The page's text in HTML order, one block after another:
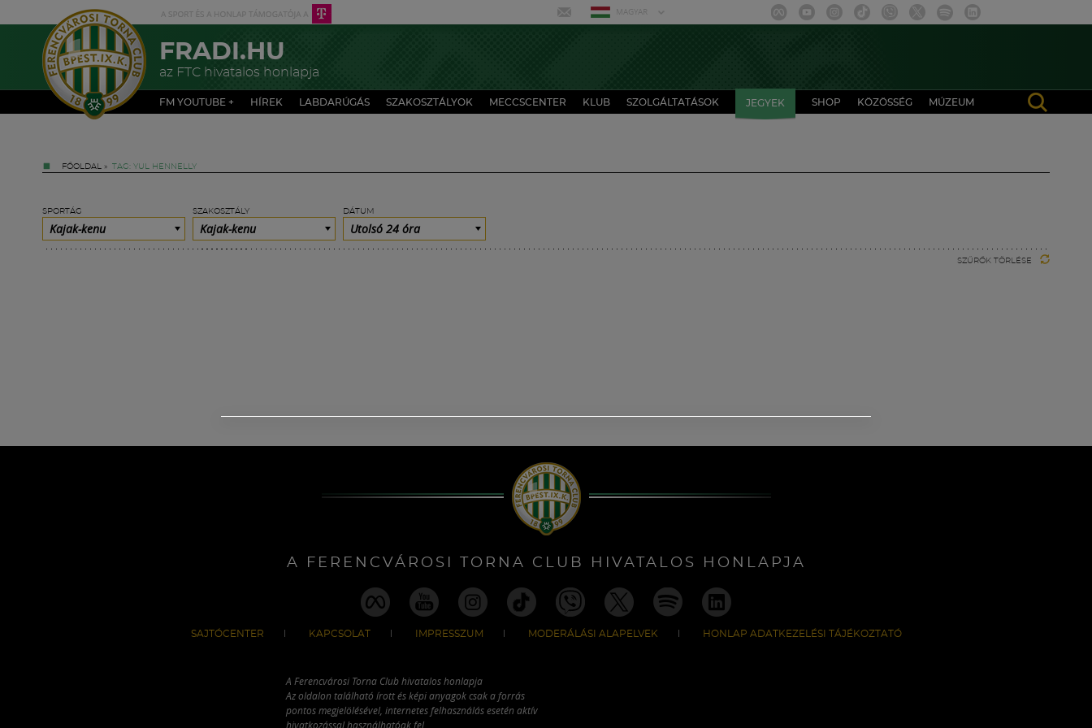
MAGYAR
FRADI.HU
az FTC hivatalos honlapja
FM YOUTUBE + HÍREK LABDARÚGÁS SZAKOSZTÁLYOK MECCSCENTER KLUB SZOLGÁLTATÁSOK JEGYEK SHOP KÖZÖSSÉG MÚZEUM
FŐOLDAL » TAG: YUL HENNELLY
SPORTÁG
Kajak-kenu
SZAKOSZTÁLY
Kajak-kenu
DÁTUM
Utolsó 24 óra
SZŰRŐK TÖRLÉSE
A FERENCVÁROSI TORNA CLUB HIVATALOS HONLAPJA
SAJTÓCENTER KAPCSOLAT IMPRESSZUM MODERÁLÁSI ALAPELVEK HONLAP ADATKEZELÉSI TÁJÉKOZTATÓ
A Ferencvárosi Torna Club hivatalos honlapja
Az oldalon található írott és képi anyagok csak a forrás
pontos megjelölésével, internetes felhasználás esetén aktív
hivatkozással használhatóak fel.